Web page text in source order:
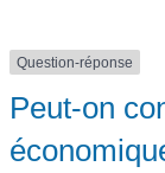
Question-réponse
Peut-on